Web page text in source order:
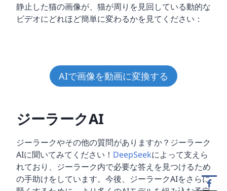
静止した猫の画像が、猫が周りを見回している動的な
ビデオにどれほど簡単に変わるかを見てください：
AIで画像を動画に変換する
ジーラークAI
ジーラークやその他の質問がありますか？ジーラーク
AIに聞いてみてください！ DeepSeekによって支えら
れており、ジーラーク内で必要な答えを見つけるため
の手助けをしています。今後、ジーラークAIをさらに